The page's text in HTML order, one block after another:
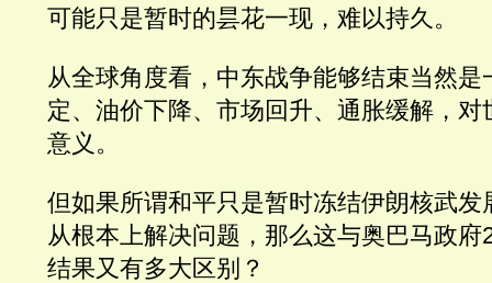
可能只是暂时的昙花一现，难以持久。
从全球角度看，中东战争能够结束当然是
定、油价下降、市场回升、通胀缓解，对
意义。
但如果所谓和平只是暂时冻结伊朗核武发
从根本上解决问题，那么这与奥巴马政府
结果又有多大区别？